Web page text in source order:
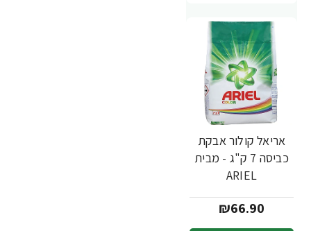
אריאל קולור אבקת
כביסה 7 ק"ג - מבית
ARIEL
₪66.90